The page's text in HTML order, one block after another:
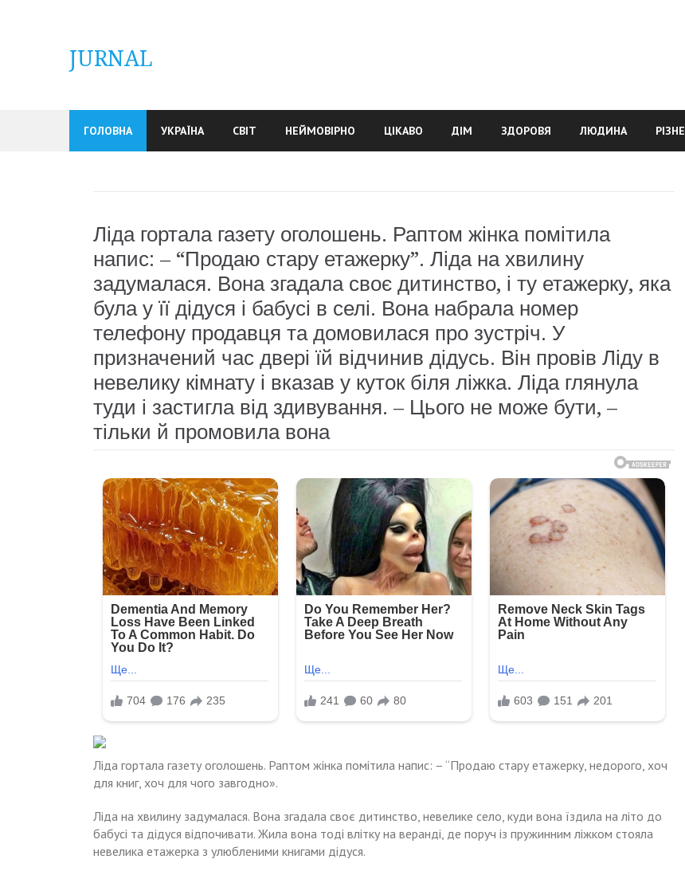
JURNAL
ГОЛОВНА УКРАЇНА СВІТ НЕЙМОВІРНО ЦІКАВО ДІМ ЗДОРОВЯ ЛЮДИНА РІЗНЕ
Ліда гортала газету оголошень. Раптом жінка помітила
напис: – “Продаю стару етажерку”. Ліда на хвилину
задумалася. Вона згадала своє дитинство, і ту етажерку, яка
була у її дідуся і бабусі в селі. Вона набрала номер
телефону продавця та домовилася про зустріч. У
призначений час двері їй відчинив дідусь. Він провів Ліду в
невелику кімнату і вказав у куток біля ліжка. Ліда глянула
туди і застигла від здивування. – Цього не може бути, –
тільки й промовила вона
Ліда гортала газету оголошень. Раптом жінка помітила напис: – “Продаю стару етажерку, недорого, хоч
для книг, хоч для чого завгодно».
Ліда на хвилину задумалася. Вона згадала своє дитинство, невелике село, куди вона їздила на літо до
бабусі та дідуся відпочивати. Жила вона тоді влітку на веранді, де поруч із пружинним ліжком стояла
невелика етажерка з улюбленими книгами дідуся.